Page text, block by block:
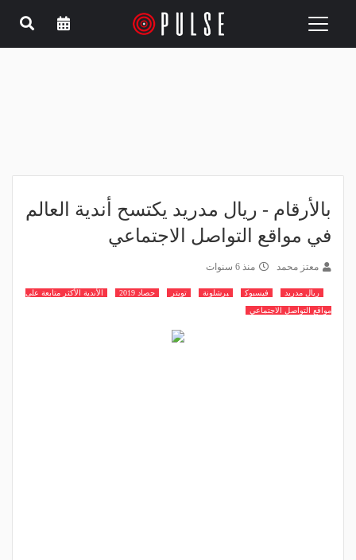
Toggle
بالأرقام - ريال مدريد يكتسح أندية العالم
في مواقع التواصل الاجتماعي
معتز محمد منذ 6 سنوات
ريال مدريد فيسبوك برشلونة تويتر حصاد 2019
الأندية الأكثر متابعة على
مواقع التواصل الاجتماعي